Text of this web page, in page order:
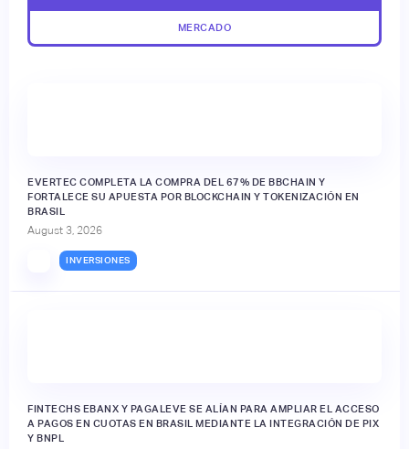
MERCADO
EVERTEC COMPLETA LA COMPRA DEL 67% DE BBCHAIN Y
FORTALECE SU APUESTA POR BLOCKCHAIN Y TOKENIZACIÓN EN
BRASIL
August 3, 2026
INVERSIONES
FINTECHS EBANX Y PAGALEVE SE ALÍAN PARA AMPLIAR EL ACCESO
A PAGOS EN CUOTAS EN BRASIL MEDIANTE LA INTEGRACIÓN DE PIX
Y BNPL